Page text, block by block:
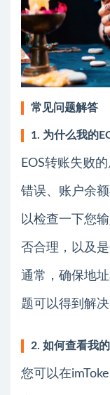
常见问题解答
1. 为什么我的
EOS转账失败
错误、账户余
以检查一下您
否合理，以及
通常，确保地
题可以得到解决
2. 如何查看我
您可以在